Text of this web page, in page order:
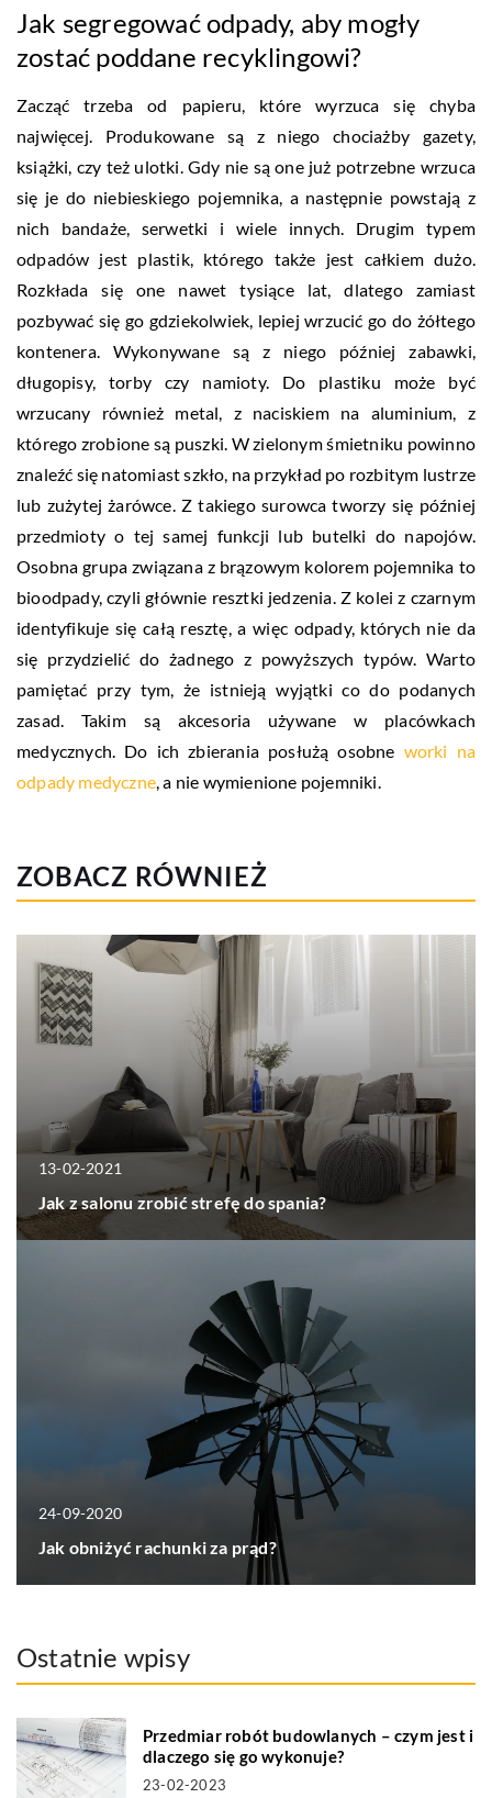
Jak segregować odpady, aby mogły
zostać poddane recyklingowi?
Zacząć trzeba od papieru, które wyrzuca się chyba
najwięcej. Produkowane są z niego chociażby gazety,
książki, czy też ulotki. Gdy nie są one już potrzebne wrzuca
się je do niebieskiego pojemnika, a następnie powstają z
nich bandaże, serwetki i wiele innych. Drugim typem
odpadów jest plastik, którego także jest całkiem dużo.
Rozkłada się one nawet tysiące lat, dlatego zamiast
pozbywać się go gdziekolwiek, lepiej wrzucić go do żółtego
kontenera. Wykonywane są z niego później zabawki,
długopisy, torby czy namioty. Do plastiku może być
wrzucany również metal, z naciskiem na aluminium, z
którego zrobione są puszki. W zielonym śmietniku powinno
znaleźć się natomiast szkło, na przykład po rozbitym lustrze
lub zużytej żarówce. Z takiego surowca tworzy się później
przedmioty o tej samej funkcji lub butelki do napojów.
Osobna grupa związana z brązowym kolorem pojemnika to
bioodpady, czyli głównie resztki jedzenia. Z kolei z czarnym
identyfikuje się całą resztę, a więc odpady, których nie da
się przydzielić do żadnego z powyższych typów. Warto
pamiętać przy tym, że istnieją wyjątki co do podanych
zasad. Takim są akcesoria używane w placówkach
medycznych. Do ich zbierania posłużą osobne worki na
odpady medyczne , a nie wymienione pojemniki.
ZOBACZ RÓWNIEŻ
13-02-2021
Jak z salonu zrobić strefę do spania?
24-09-2020
Jak obniżyć rachunki za prąd?
Ostatnie wpisy
Przedmiar robót budowlanych – czym jest i
dlaczego się go wykonuje?
23-02-2023